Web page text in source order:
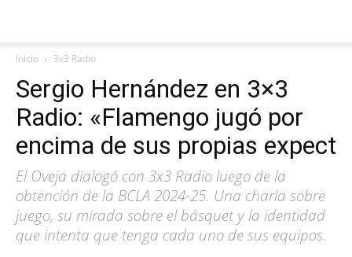
Inicio 3x3 Radio
Sergio Hernández en 3×3
Radio: «Flamengo jugó por
encima de sus propias expect
El Oveja dialogó con 3x3 Radio luego de la
obtención de la BCLA 2024-25. Una charla sobre
juego, su mirada sobre el básquet y la identidad
que intenta que tenga cada uno de sus equipos.